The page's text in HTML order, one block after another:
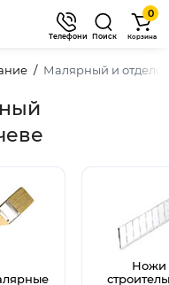
Телефони Поиск
0
Корзина
Малярный и
Ножи